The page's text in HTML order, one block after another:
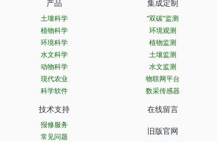
产品
土壤科学
植物科学
环境科学
水文科学
动物科学
现代农业
科学软件
集成定制
“双碳”监测
环境观测
植物监测
土壤监测
水文监测
物联网平台
数采传感器
技术支持
报修服务
常见问题
在线留言
旧版官网